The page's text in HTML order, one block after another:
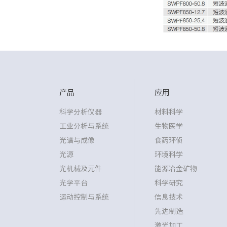
产品
科学分析仪器
工业分析与系统
光谱与成像
光源
光机械及元件
光学平台
运动控制与系统
应用
材料科学
生物医学
食药环侦
环境科学
能源冶金矿物
科学研究
信息技术
先进制造
激光加工